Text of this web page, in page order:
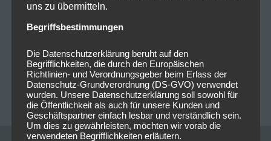
Beitragsnavigation
Vorankündigung: 2025-11-
07 Saltatio Mortis –
Weltenwanderer Tour
2025 @Zenith München
Vorankündigung: 2025-11-
12 The Plot In You – Tour
2025 @Zenith München
uns zu übermitteln.
Begriffsbestimmungen
Die Datenschutzerklärung beruht auf den
Begrifflichkeiten, die durch den Europäischen
Richtlinien- und Verordnungsgeber beim Erlass der
Datenschutz-Grundverordnung (DS-GVO) verwendet
wurden. Unsere Datenschutzerklärung soll sowohl für
die Öffentlichkeit als auch für unsere Kunden und
Geschäftspartner einfach lesbar und verständlich sein.
Um dies zu gewährleisten, möchten wir vorab die
verwendeten Begrifflichkeiten erläutern.